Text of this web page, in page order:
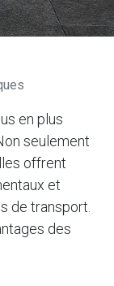
en plus
seulement
offrent
et
de transport.
des